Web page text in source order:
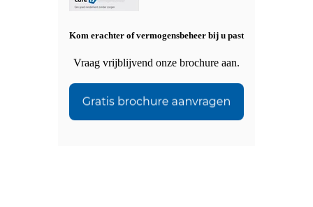
Kom erachter of vermogensbeheer bij u past
Vraag vrijblijvend onze brochure aan.